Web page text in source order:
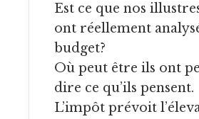
Est ce que nos
ont réellement
budget?
Où peut être ils ont
dire ce qu’ils pensent.
L’impôt prévoit